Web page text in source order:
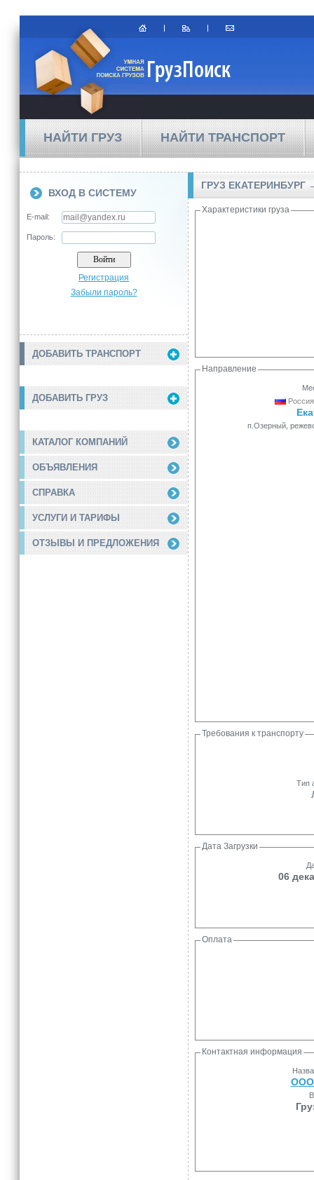
НАЙТИ ГРУЗ НАЙТИ ТРАНСПОРТ
ВХОД В СИСТЕМУ
E-mail:
Пароль:
Регистрация
Забыли пароль?
ДОБАВИТЬ ТРАНСПОРТ
ДОБАВИТЬ ГРУЗ
КАТАЛОГ КОМПАНИЙ
ОБЪЯВЛЕНИЯ
СПРАВКА
УСЛУГИ И ТАРИФЫ
ОТЗЫВЫ И ПРЕДЛОЖЕНИЯ
ГРУЗ ЕКАТЕРИНБУРГ
Характеристики груза
Направление
п.Озерный,
Требования к транспорту
Тип
Дата Загрузки
06
Оплата
Контактная информация
ООО